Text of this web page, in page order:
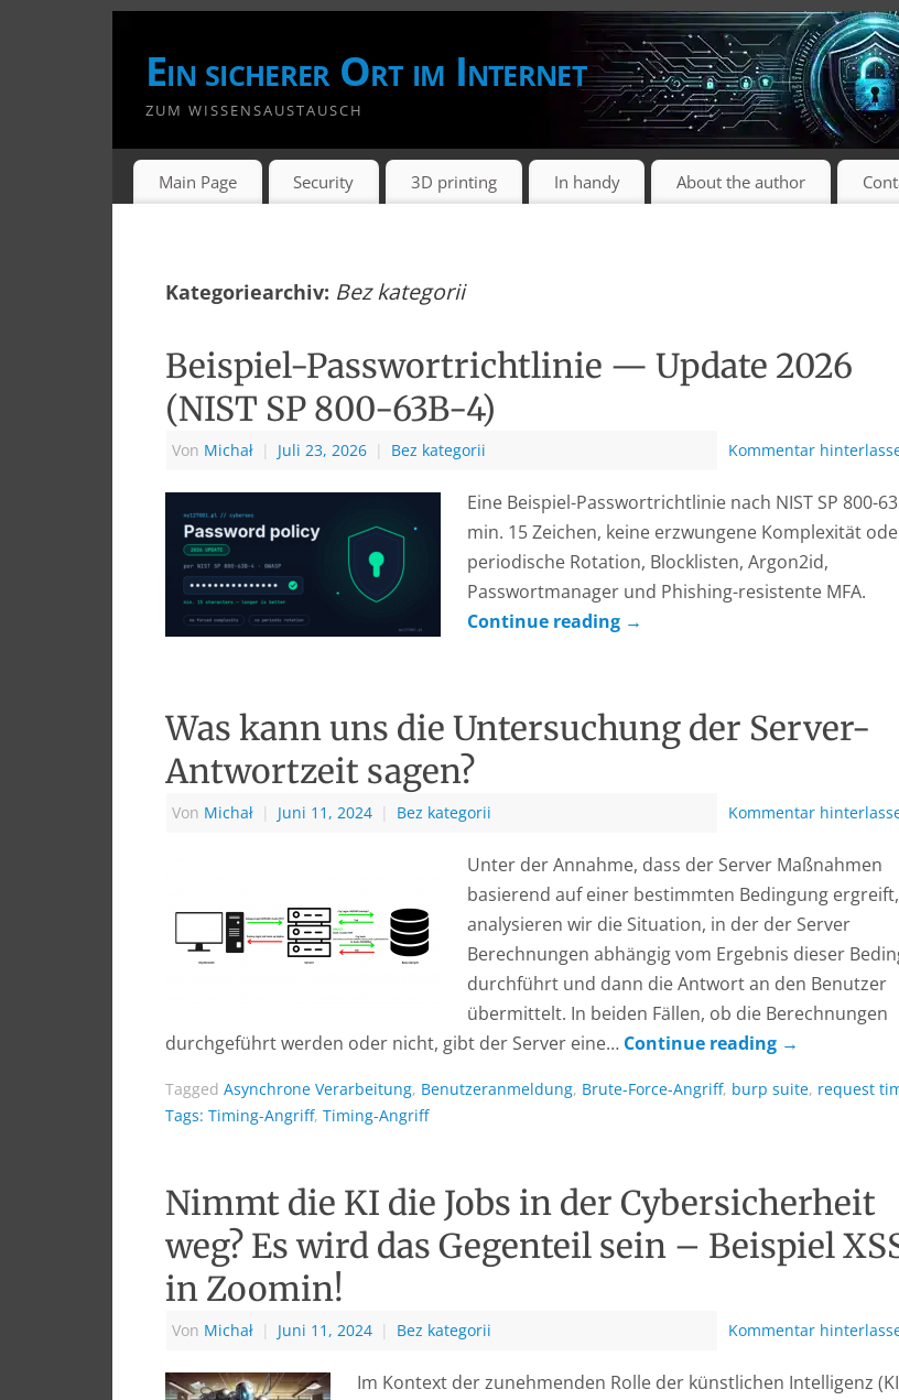
Ein sicherer Ort im Internet
ZUM WISSENSAUSTAUSCH
Main Page Security 3D printing In handy About the author
Kategoriearchiv: Bez kategorii
Beispiel-Passwortrichtlinie — Update 2026
(NIST SP 800-63B-4)
Von Michał | Juli 23, 2026 | Bez kategorii Kommentar
Eine Beispiel-Passwortrichtlinie nach NIST SP 800-
min. 15 Zeichen, keine erzwungene Komplexität
periodische Rotation, Blocklisten, Argon2id,
Passwortmanager und Phishing-resistente MFA.
Continue reading →
Was kann uns die Untersuchung der Server-
Antwortzeit sagen?
Von Michał | Juni 11, 2024 | Bez kategorii Kommentar
Unter der Annahme, dass der Server Maßnahmen
basierend auf einer bestimmten Bedingung ergreift,
analysieren wir die Situation, in der der Server
Berechnungen abhängig vom Ergebnis dieser
durchführt und dann die Antwort an den Benutzer
übermittelt. In beiden Fällen, ob die Berechnungen
durchgeführt werden oder nicht, gibt der Server eine… Continue reading →
Tagged Asynchrone Verarbeitung, Benutzeranmeldung, Brute-Force-Angriff, burp suite, request
Tags: Timing-Angriff, Timing-Angriff
Nimmt die KI die Jobs in der Cybersicherheit
weg? Es wird das Gegenteil sein – Beispiel
in Zoomin!
Von Michał | Juni 11, 2024 | Bez kategorii Kommentar
Im Kontext der zunehmenden Rolle der künstlichen Intelligenz